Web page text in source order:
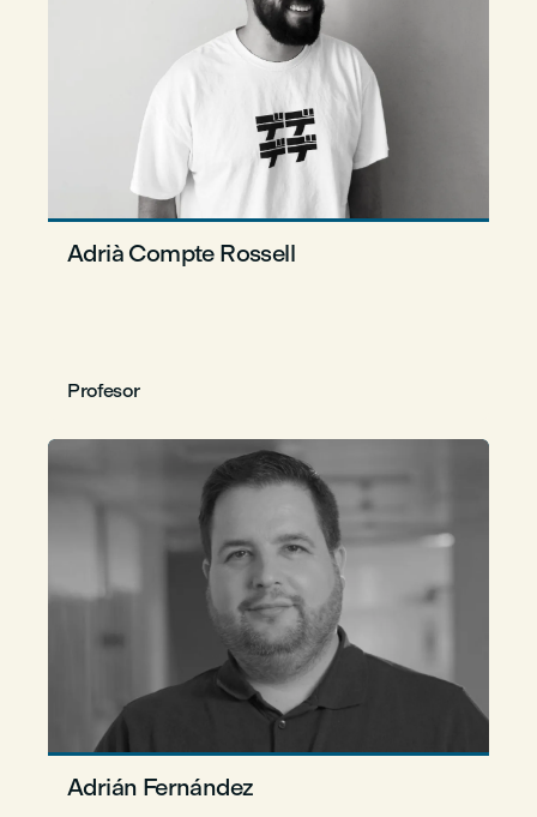
Adrià Compte Rossell
Profesor
Adrián Fernández